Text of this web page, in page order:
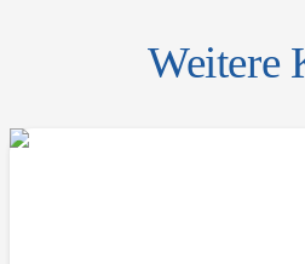
Weitere